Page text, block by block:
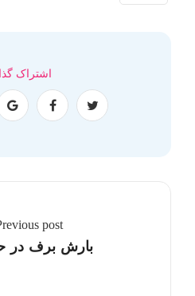
اشتراک
post
بارش برف در